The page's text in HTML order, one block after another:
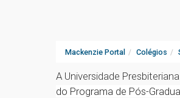
Mackenzie Portal Colégios
A Universidade
do Programa de Pós-